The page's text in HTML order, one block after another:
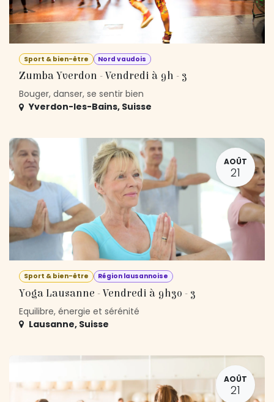
Sport & bien-être Nord vaudois
Zumba Yverdon - Vendredi à 9h - 3
Bouger, danser, se sentir bien
Yverdon-les-Bains, Suisse
AOÛT
21
Sport & bien-être Région lausannoise
Yoga Lausanne - Vendredi à 9h30 - 3
Equilibre, énergie et sérénité
Lausanne, Suisse
AOÛT
21